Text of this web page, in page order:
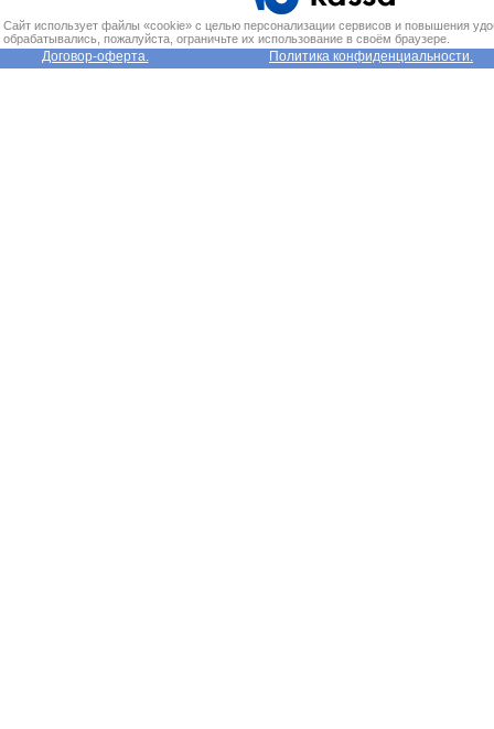
Сайт использует файлы «cookie» с целью персонализации сервисов и повышения
обрабатывались, пожалуйста, ограничьте их использование в своём браузере.
Договор-оферта. Политика конфиденциальности.